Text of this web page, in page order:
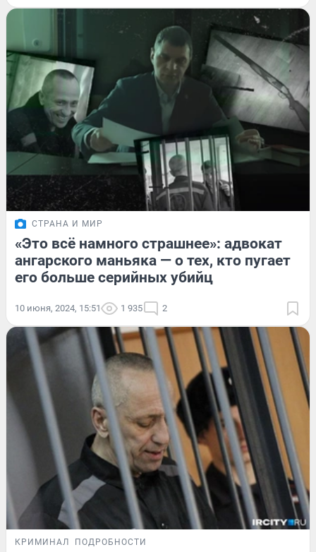
СТРАНА И МИР
«Это всё намного страшнее»: адвокат
ангарского маньяка — о тех, кто пугает
его больше серийных убийц
10 июня, 2024, 15:51 1 935 2
КРИМИНАЛ ПОДРОБНОСТИ